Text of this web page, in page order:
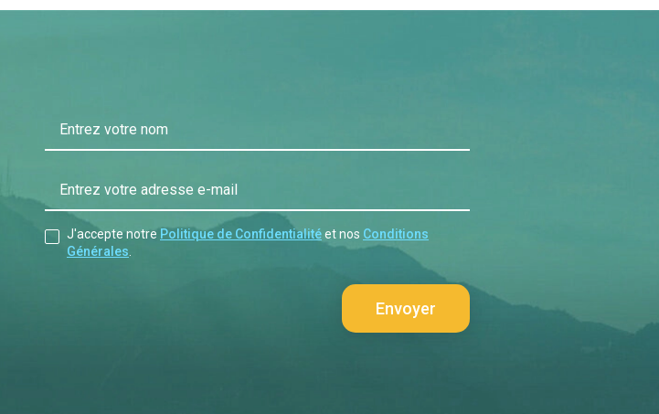
Entrez votre nom
Entrez votre adresse e-mail
J'accepte notre Politique de Confidentialitéet nos Conditions
Générales